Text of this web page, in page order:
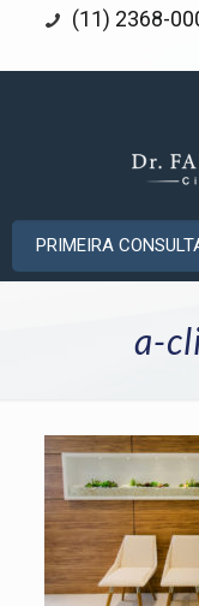
(11) 2368-
PRIMEIRA
a-